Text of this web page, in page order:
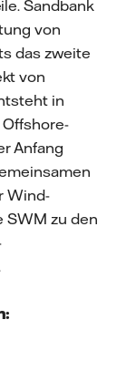
Sandbank
von
das zweite
von
in
Anfang
Wind-
SWM zu den